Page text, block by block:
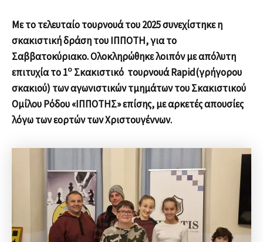
Με το τελευταίο τουρνουά του 2025 συνεχίστηκε η
σκακιστική δράση του ΙΠΠΟΤΗ, για το
Σαββατοκύριακο. Ολοκληρώθηκε λοιπόν με απόλυτη
επιτυχία το 1ο Σκακιστικό τουρνουάRapid(γρήγορου
σκακιού) των αγωνιστικών τμημάτων του Σκακιστικού
Ομίλου Ρόδου «ΙΠΠΟΤΗΣ» επίσης, με αρκετές απουσίες
λόγω των εορτών των Χριστουγέννων.